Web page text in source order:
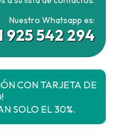
Nuestro Whatsapp es:
925 542 294
CON TARJETA DE
SOLO EL 30%.